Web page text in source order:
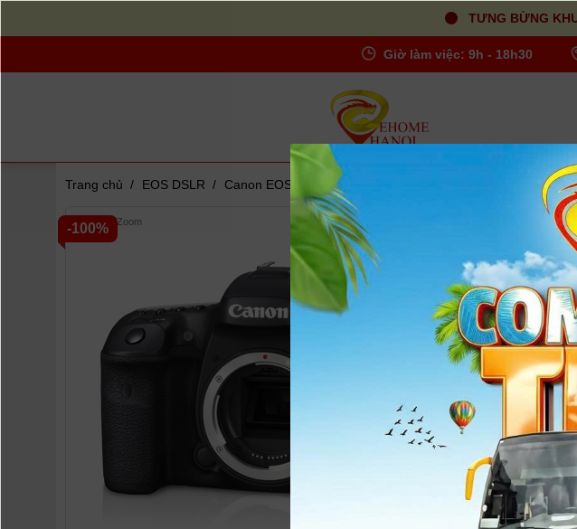
TƯNG BỪNG
Giờ làm việc: 9h - 18h30
Trang chủ / EOS DSLR / Canon EOS 7D Mark II (body)
Zoom
-100%
Canon
Người dùng đánh
- Cảm biến
- Bộ xử lý hình
- Màn hình LCD
- Quay phim Full
- 65 điểm lấy nét
- Độ nhạy sáng
- Tốc độ chụp
- Hợp kim Magie
Xem thêm
Bảo hành:12